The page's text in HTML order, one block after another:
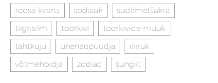
roosa kvarts
sodiaak
südametšakra
tiigrisilm
toorkivi
toorkivide müük
tähtkuju
unenäopüüdja
viiruk
võtmehoidja
zodiac šungiit